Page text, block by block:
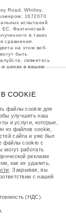
Road, Whitley,
1672070
испытаний
ЕС. Фактический
в таких
сравнения.
на этом веб-
быть
свяжитесь
и ценах в вашем
после
нагрузку.
к массе
а также
В
и
Поэтому
мере
и
о
COOKIE
файлы cookie для
улучшить наш
и услуги, которые,
из файлов cookie,
сайта и уже был
файлы cookie с
могут работать
рекламе
как их удалить,
. Закрывая, вы
с нашей
(НДС).